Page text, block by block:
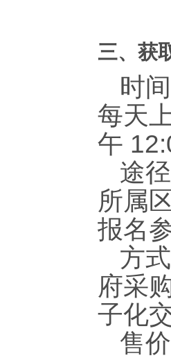
三、获
时
每天
午
途
所属
报名
方
府采
子化
售